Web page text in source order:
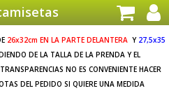
26x32cm EN LA PARTE DELANTERA Y 27,5x35
DE LA TALLA DE LA PRENDA Y EL
NO ES CONVENIENTE HACER
DEL PEDIDO SI QUIERE UNA MEDIDA